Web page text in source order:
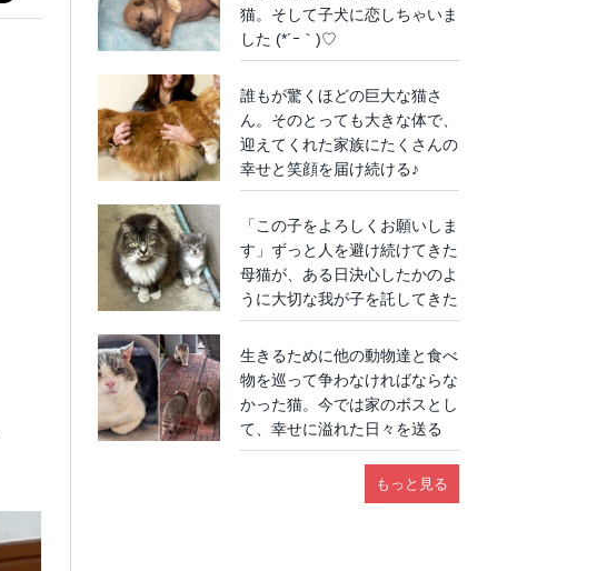
猫。そして子犬に恋しちゃいま
した (*´ｰ｀)♡
誰もが驚くほどの巨大な猫さ
ん。そのとっても大きな体で、
迎えてくれた家族にたくさんの
幸せと笑顔を届け続ける♪
「この子をよろしくお願いしま
す」ずっと人を避け続けてきた
母猫が、ある日決心したかのよ
うに大切な我が子を託してきた
生きるために他の動物達と食べ
物を巡って争わなければならな
かった猫。今では家のボスとし
て、幸せに溢れた日々を送る
もっと見る